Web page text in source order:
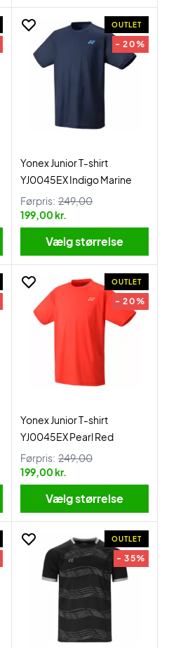
OUTLET
- 20%
Yonex Junior T-shirt
YJ0045EX Indigo Marine
Førpris: 249,00
199,00 kr.
Vælg størrelse
OUTLET
- 20%
Yonex Junior T-shirt
YJ0045EX Pearl Red
Førpris: 249,00
199,00 kr.
Vælg størrelse
OUTLET
- 35%